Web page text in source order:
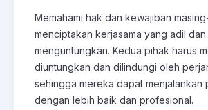
Memahami hak dan kewajiban
menciptakan kerjasama yang adil dan
menguntungkan. Kedua pihak harus
diuntungkan dan dilindungi oleh
sehingga mereka dapat menjalankan
dengan lebih baik dan profesional.